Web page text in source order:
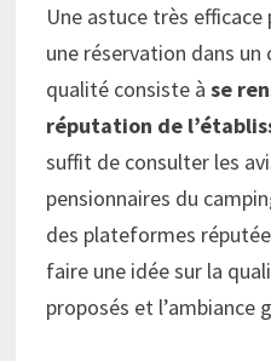
Une astuce très
une réservation dans
qualité consiste àse
réputation de
suffit de consulter les
pensionnaires du
des plateformes
faire une idée sur la
proposés et l’ambiance